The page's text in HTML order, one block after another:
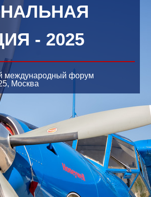
- 2025
международный форум
Москва